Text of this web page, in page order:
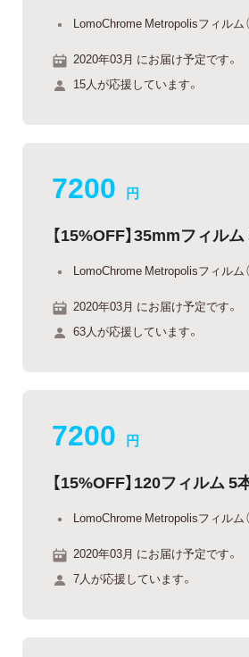
LomoChrome Metropolisフィルム（
2020年03月 にお届け予定です。
15人が応援しています。
7200 円
【15%OFF】35mmフィル
LomoChrome Metropolisフィルム（
2020年03月 にお届け予定です。
63人が応援しています。
7200 円
【15%OFF】120フィルム 5
LomoChrome Metropolisフィルム（
2020年03月 にお届け予定です。
7人が応援しています。